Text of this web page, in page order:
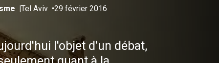
Tel Aviv 29 février 2016
l'objet d'un débat,